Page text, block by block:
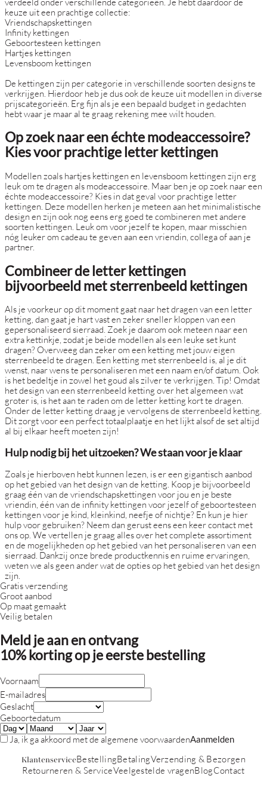
keuze uit een prachtige collectie:
Vriendschapskettingen
Infinity kettingen
Geboortesteen kettingen
Hartjes kettingen
Levensboom kettingen
De kettingen zijn per categorie in verschillende soorten designs te
verkrijgen. Hierdoor heb je dus ook de keuze uit modellen in diverse
prijscategorieën. Erg fijn als je een bepaald budget in gedachten
hebt waar je maar al te graag rekening mee wilt houden.
Op zoek naar een échte modeaccessoire?
Kies voor prachtige letter kettingen
Modellen zoals hartjes kettingen en levensboom kettingen zijn erg
leuk om te dragen als modeaccessoire. Maar ben je op zoek naar een
échte modeaccessoire? Kies in dat geval voor prachtige letter
kettingen. Deze modellen herken je meteen aan het minimalistische
design en zijn ook nog eens erg goed te combineren met andere
soorten kettingen. Leuk om voor jezelf te kopen, maar misschien
nóg leuker om cadeau te geven aan een vriendin, collega of aan je
partner.
Combineer de letter kettingen
bijvoorbeeld met sterrenbeeld kettingen
Als je voorkeur op dit moment gaat naar het dragen van een letter
ketting, dan gaat je hart vast en zeker sneller kloppen van een
gepersonaliseerd sierraad. Zoek je daarom ook meteen naar een
extra kettinkje, zodat je beide modellen als een leuke set kunt
dragen? Overweeg dan zeker om een ketting met jouw eigen
sterrenbeeld te dragen. Een ketting met sterrenbeeld is, al je dit
wenst, naar wens te personaliseren met een naam en/of datum. Ook
is het bedeltje in zowel het goud als zilver te verkrijgen. Tip! Omdat
het design van een sterrenbeeld ketting over het algemeen wat
groter is, is het aan te raden om de letter ketting kort te dragen.
Onder de letter ketting draag je vervolgens de sterrenbeeld ketting.
Dit zorgt voor een perfect totaalplaatje en het lijkt alsof de set altijd
al bij elkaar heeft moeten zijn!
Hulp nodig bij het uitzoeken? We staan voor je klaar
Zoals je hierboven hebt kunnen lezen, is er een gigantisch aanbod
op het gebied van het design van de ketting. Koop je bijvoorbeeld
graag één van de vriendschapskettingen voor jou en je beste
vriendin, één van de infinity kettingen voor jezelf of geboortesteen
kettingen voor je kind, kleinkind, neefje of nichtje? En kun je hier
hulp voor gebruiken? Neem dan gerust eens een keer contact met
ons op. We vertellen je graag alles over het complete assortiment
en de mogelijkheden op het gebied van het personaliseren van een
sierraad. Dankzij onze brede productkennis en ruime ervaringen,
weten we als geen ander wat de opties op het gebied van het design
zijn.
Gratis verzending
Groot aanbod
Op maat gemaakt
Veilig betalen
Meld je aan en ontvang
10% kortingop je eerste bestelling
Voornaam
E-mailadres
Geslacht
Geboortedatum
Ja, ik ga akkoord met de algemene voorwaardenAanmelden
KlantenserviceBestellingBetalingVerzending & Bezorgen
Retourneren & ServiceVeelgestelde vragenBlogContact